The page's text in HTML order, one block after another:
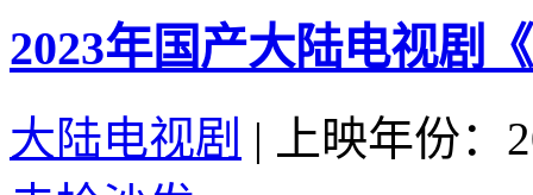
2023年国产大陆电视剧
大陆电视剧 |
上映年份：